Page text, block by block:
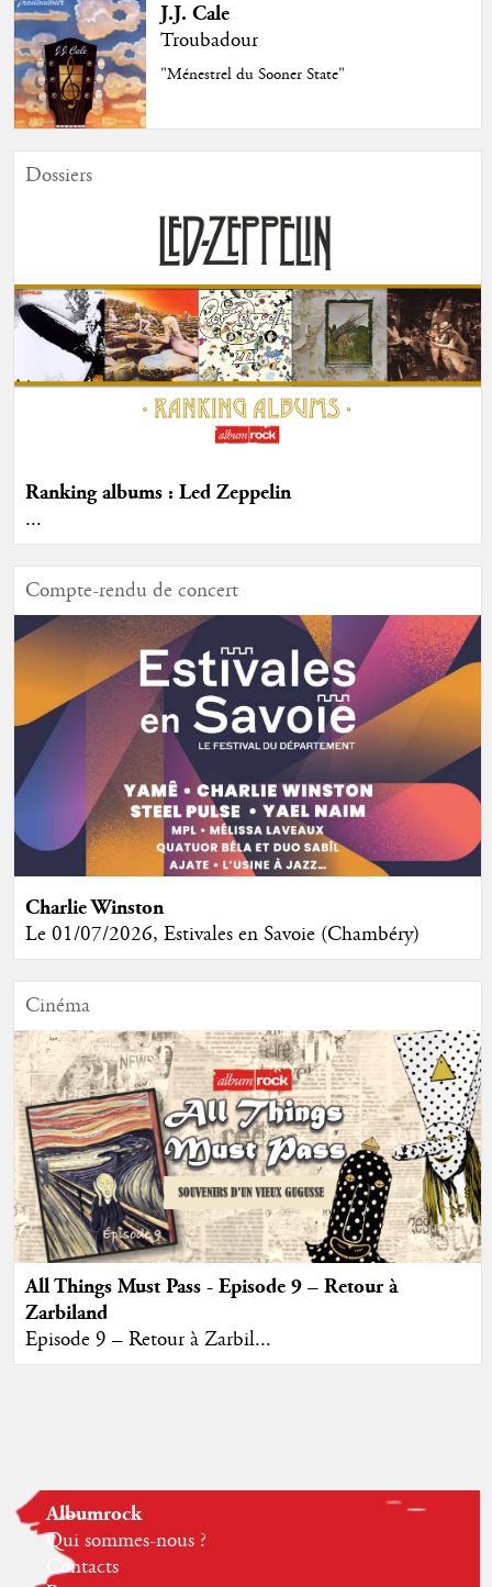
J.J. Cale
Troubadour
"Ménestrel du Sooner State"
Dossiers
Ranking albums : Led Zeppelin
...
Compte-rendu de concert
Charlie Winston
Le 01/07/2026, Estivales en Savoie (Chambéry)
Cinéma
All Things Must Pass - Episode 9 – Retour à
Zarbiland
Episode 9 – Retour à Zarbil...
Albumrock
Qui sommes-nous ?
Contacts